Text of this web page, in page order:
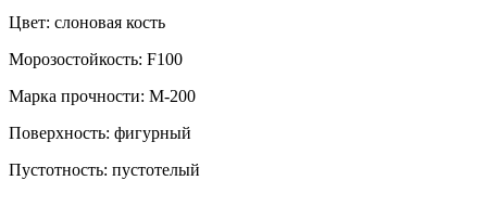
Цвет: слоновая кость
Морозостойкость: F100
Марка прочности: М-200
Поверхность: фигурный
Пустотность: пустотелый